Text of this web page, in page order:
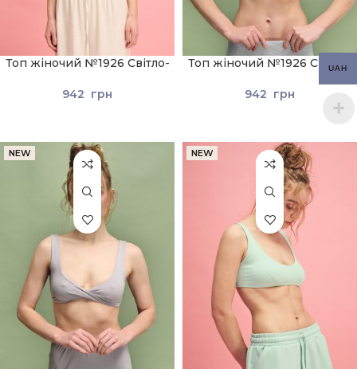
Топ жіночий №1926 Світло-
942 грн
Топ жіночий №1926 Світло-
942 грн
NEW NEW
UAH